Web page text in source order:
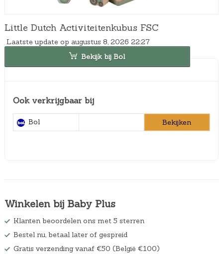
Little Dutch Activiteitenkubus FSC
Laatste update op augustus 8, 2026 22:27
Bekijk bij Bol
Ook verkrijgbaar bij
Bol Bekijken
Winkelen bij Baby Plus
Klanten beoordelen ons met 5 sterren
Bestel nu, betaal later of gespreid
Gratis verzending vanaf €50 (België €100)